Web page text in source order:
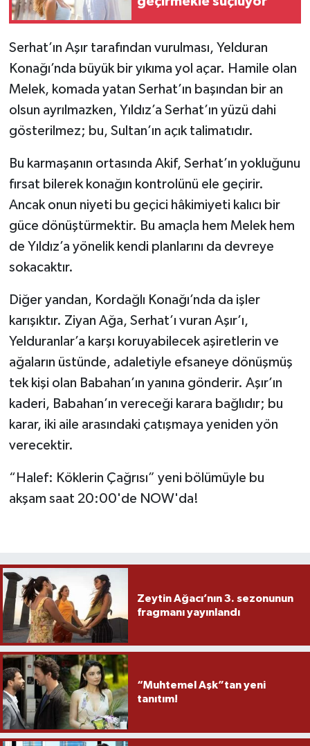
Serhat’ın Aşır tarafından vurulması, Yelduran
Konağı’nda büyük bir yıkıma yol açar. Hamile olan
Melek, komada yatan Serhat’ın başından bir an
olsun ayrılmazken, Yıldız’a Serhat’ın yüzü dahi
gösterilmez; bu, Sultan’ın açık talimatıdır.
Bu karmaşanın ortasında Akif, Serhat’ın yokluğunu
fırsat bilerek konağın kontrolünü ele geçirir.
Ancak onun niyeti bu geçici hâkimiyeti kalıcı bir
güce dönüştürmektir. Bu amaçla hem Melek hem
de Yıldız’a yönelik kendi planlarını da devreye
sokacaktır.
Diğer yandan, Kordağlı Konağı’nda da işler
karışıktır. Ziyan Ağa, Serhat’ı vuran Aşır’ı,
Yelduranlar’a karşı koruyabilecek aşiretlerin ve
ağaların üstünde, adaletiyle efsaneye dönüşmüş
tek kişi olan Babahan’ın yanına gönderir. Aşır’ın
kaderi, Babahan’ın vereceği karara bağlıdır; bu
karar, iki aile arasındaki çatışmaya yeniden yön
verecektir.
“Halef: Köklerin Çağrısı” yeni bölümüyle bu
akşam saat 20:00'de NOW'da!
Zeytin Ağacı’nın 3. sezonunun
fragmanı yayınlandı
“Muhtemel Aşk”tan yeni
tanıtım!